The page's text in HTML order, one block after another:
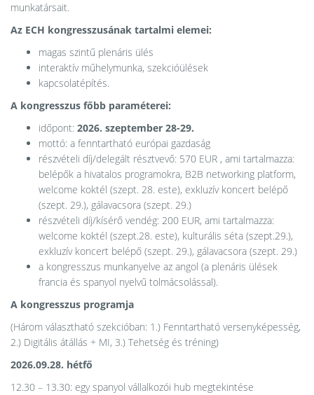
munkatársait.
Az ECH kongresszusának tartalmi elemei:
magas szintű plenáris ülés
interaktív műhelymunka, szekcióülések
kapcsolatépítés.
A kongresszus főbb paraméterei:
időpont: 2026. szeptember 28-29.
mottó: a fenntartható európai gazdaság
részvételi díj/delegált résztvevő: 570 EUR , ami tartalmazza:
belépők a hivatalos programokra, B2B networking platform,
welcome koktél (szept. 28. este), exkluzív koncert belépő
(szept. 29.), gálavacsora (szept. 29.)
részvételi díj/kísérő vendég: 200 EUR, ami tartalmazza:
welcome koktél (szept.28. este), kulturális séta (szept.29.),
exkluzív koncert belépő (szept. 29.), gálavacsora (szept. 29.)
a kongresszus munkanyelve az angol (a plenáris ülések
francia és spanyol nyelvű tolmácsolással).
A kongresszus programja
(Három választható szekcióban: 1.) Fenntartható versenyképesség,
2.) Digitális átállás + MI, 3.) Tehetség és tréning)
2026.09.28. hétfő
12.30 – 13.30: egy spanyol vállalkozói hub megtekintése